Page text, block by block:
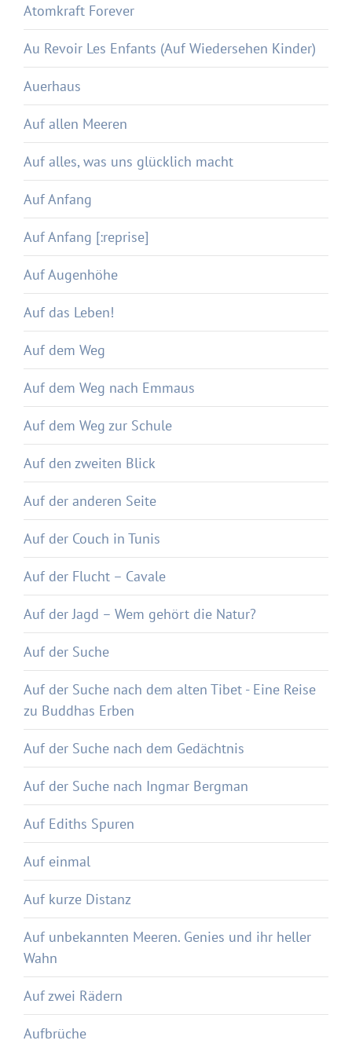
Atomkraft Forever
Au Revoir Les Enfants (Auf Wiedersehen Kinder)
Auerhaus
Auf allen Meeren
Auf alles, was uns glücklich macht
Auf Anfang
Auf Anfang [:reprise]
Auf Augenhöhe
Auf das Leben!
Auf dem Weg
Auf dem Weg nach Emmaus
Auf dem Weg zur Schule
Auf den zweiten Blick
Auf der anderen Seite
Auf der Couch in Tunis
Auf der Flucht – Cavale
Auf der Jagd – Wem gehört die Natur?
Auf der Suche
Auf der Suche nach dem alten Tibet - Eine Reise
zu Buddhas Erben
Auf der Suche nach dem Gedächtnis
Auf der Suche nach Ingmar Bergman
Auf Ediths Spuren
Auf einmal
Auf kurze Distanz
Auf unbekannten Meeren. Genies und ihr heller
Wahn
Auf zwei Rädern
Aufbrüche